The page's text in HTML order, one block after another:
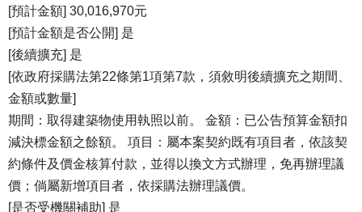
[預計金額] 30,016,970元
[預計金額是否公開] 是
[後續擴充] 是
[依政府採購法第22條第1項第7款，須敘明後續擴充之期間、
金額或數量]
期間：取得建築物使用執照以前。 金額：已公告預算金額扣
減決標金額之餘額。 項目：屬本案契約既有項目者，依該契
約條件及價金核算付款，並得以換文方式辦理，免再辦理議
價；倘屬新增項目者，依採購法辦理議價。
[是否受機關補助] 是